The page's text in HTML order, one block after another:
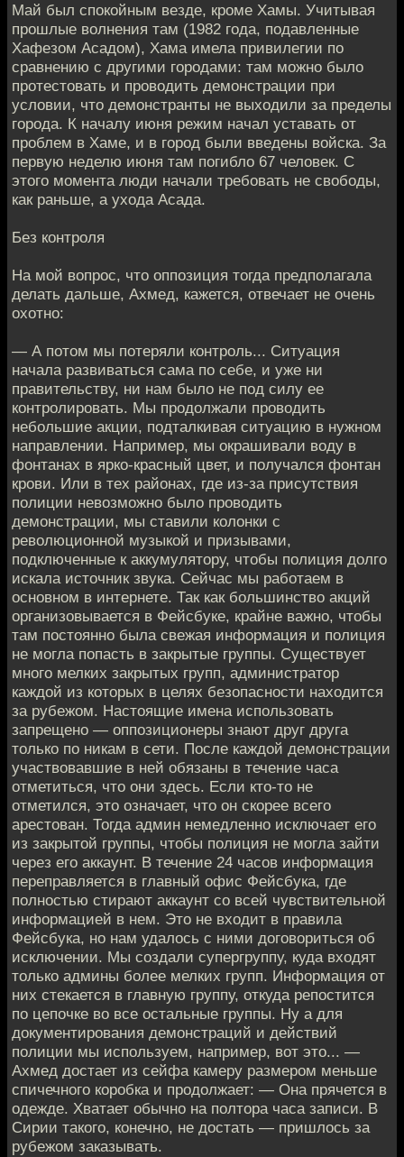
Май был спокойным везде, кроме Хамы. Учитывая
прошлые волнения там (1982 года, подавленные
Хафезом Асадом), Хама имела привилегии по
сравнению с другими городами: там можно было
протестовать и проводить демонстрации при
условии, что демонстранты не выходили за пределы
города. К началу июня режим начал уставать от
проблем в Хаме, и в город были введены войска. За
первую неделю июня там погибло 67 человек. С
этого момента люди начали требовать не свободы,
как раньше, а ухода Асада.
Без контроля
На мой вопрос, что оппозиция тогда предполагала
делать дальше, Ахмед, кажется, отвечает не очень
охотно:
— А потом мы потеряли контроль... Ситуация
начала развиваться сама по себе, и уже ни
правительству, ни нам было не под силу ее
контролировать. Мы продолжали проводить
небольшие акции, подталкивая ситуацию в нужном
направлении. Например, мы окрашивали воду в
фонтанах в ярко-красный цвет, и получался фонтан
крови. Или в тех районах, где из-за присутствия
полиции невозможно было проводить
демонстрации, мы ставили колонки с
революционной музыкой и призывами,
подключенные к аккумулятору, чтобы полиция долго
искала источник звука. Сейчас мы работаем в
основном в интернете. Так как большинство акций
организовывается в Фейсбуке, крайне важно, чтобы
там постоянно была свежая информация и полиция
не могла попасть в закрытые группы. Существует
много мелких закрытых групп, администратор
каждой из которых в целях безопасности находится
за рубежом. Настоящие имена использовать
запрещено — оппозиционеры знают друг друга
только по никам в сети. После каждой демонстрации
участвовавшие в ней обязаны в течение часа
отметиться, что они здесь. Если кто-то не
отметился, это означает, что он скорее всего
арестован. Тогда админ немедленно исключает его
из закрытой группы, чтобы полиция не могла зайти
через его аккаунт. В течение 24 часов информация
переправляется в главный офис Фейсбука, где
полностью стирают аккаунт со всей чувствительной
информацией в нем. Это не входит в правила
Фейсбука, но нам удалось с ними договориться об
исключении. Mы создали супергруппу, куда входят
только админы более мелких групп. Информация от
них стекается в главную группу, откуда репостится
по цепочке во все остальные группы. Ну а для
документирования демонстраций и действий
полиции мы используем, например, вот это... —
Ахмед достает из сейфа камеру размером меньше
спичечного коробка и продолжает: — Она прячется в
одежде. Хватает обычно на полтора часа записи. В
Сирии такого, конечно, не достать — пришлось за
рубежом заказывать.